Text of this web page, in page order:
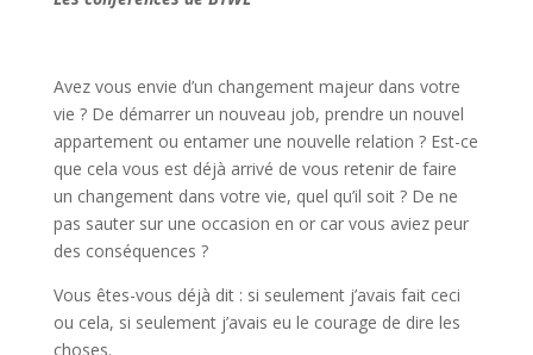
Avez vous envie d’un changement majeur dans votre
vie ? De démarrer un nouveau job, prendre un nouvel
appartement ou entamer une nouvelle relation ? Est-ce
que cela vous est déjà arrivé de vous retenir de faire
un changement dans votre vie, quel qu’il soit ? De ne
pas sauter sur une occasion en or car vous aviez peur
des conséquences ?
Vous êtes-vous déjà dit : si seulement j’avais fait ceci
ou cela, si seulement j’avais eu le courage de dire les
choses.